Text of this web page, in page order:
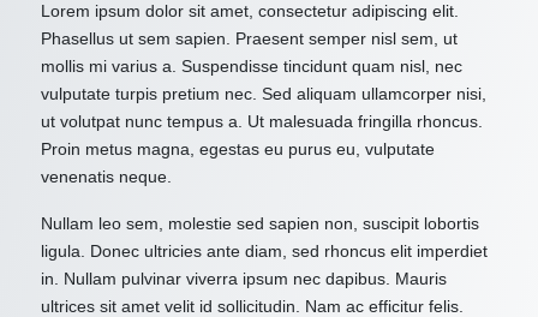
Lorem ipsum dolor sit amet, consectetur adipiscing elit.
Phasellus ut sem sapien. Praesent semper nisl sem, ut
mollis mi varius a. Suspendisse tincidunt quam nisl, nec
vulputate turpis pretium nec. Sed aliquam ullamcorper nisi,
ut volutpat nunc tempus a. Ut malesuada fringilla rhoncus.
Proin metus magna, egestas eu purus eu, vulputate
venenatis neque.
Nullam leo sem, molestie sed sapien non, suscipit lobortis
ligula. Donec ultricies ante diam, sed rhoncus elit imperdiet
in. Nullam pulvinar viverra ipsum nec dapibus. Mauris
ultrices sit amet velit id sollicitudin. Nam ac efficitur felis.